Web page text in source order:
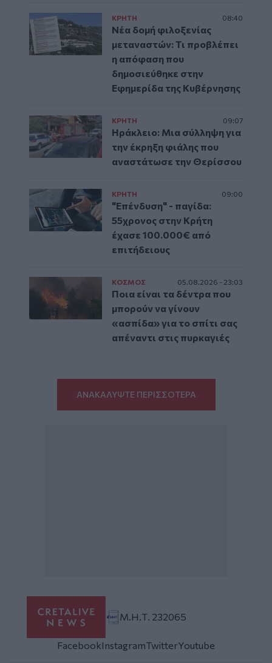
ΚΡΗΤΗ 08:40
Νέα δομή φιλοξενίας
μεταναστών: Τι προβλέπει
η απόφαση που
δημοσιεύθηκε στην
Εφημερίδα της Κυβέρνησης
ΚΡΗΤΗ 09:07
Ηράκλειο: Μια σύλληψη για
την έκρηξη φιάλης που
αναστάτωσε την Θερίσσου
ΚΡΗΤΗ 09:00
"Επένδυση" - παγίδα:
55χρονος στην Κρήτη
έχασε 100.000€ από
επιτήδειους
ΚΟΣΜΟΣ 05.08.2026 - 23:03
Ποια είναι τα δέντρα που
μπορούν να γίνουν
«ασπίδα» για το σπίτι σας
απέναντι στις πυρκαγιές
ΑΝΑΚΑΛΥΨΤΕ ΠΕΡΙΣΣΟΤΕΡΑ
Μ.Η.Τ. 232065
FacebookInstagramTwitterYoutube